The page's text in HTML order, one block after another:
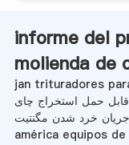
informe del
molienda de
jan trituradores
حمل استخراج چای
جریان خرد شدن مگنتیت
américa equipos